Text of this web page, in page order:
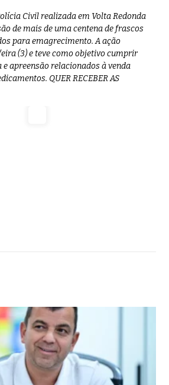
Civil realizada em Volta Redonda
de mais de uma centena de frascos
para emagrecimento. A ação
(3) e teve como objetivo cumprir
e apreensão relacionados à venda
QUER RECEBER AS